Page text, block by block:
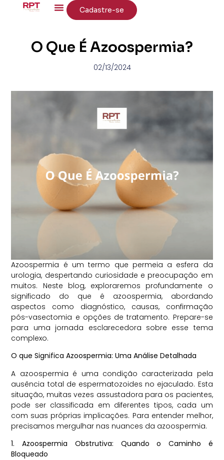
Cadastre-se
O Que É Azoospermia?
02/13/2024
Azoospermia é um termo que permeia a esfera da
urologia, despertando curiosidade e preocupação em
muitos. Neste blog, exploraremos profundamente o
significado do que é azoospermia, abordando
aspectos como diagnóstico, causas, confirmação
pós-vasectomia e opções de tratamento. Prepare-se
para uma jornada esclarecedora sobre esse tema
complexo.
O que Significa Azoospermia: Uma Análise Detalhada
A azoospermia é uma condição caracterizada pela
ausência total de espermatozoides no ejaculado. Esta
situação, muitas vezes assustadora para os pacientes,
pode ser classificada em diferentes tipos, cada um
com suas próprias implicações. Para entender melhor,
precisamos mergulhar nas nuances da azoospermia.
1. Azoospermia Obstrutiva: Quando o Caminho é
Bloqueado